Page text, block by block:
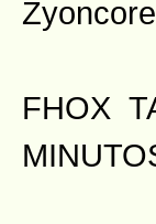
FHOX